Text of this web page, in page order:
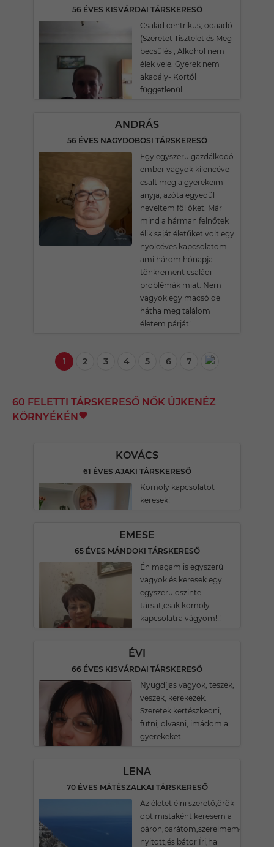
56 ÉVES KISVÁRDAI TÁRSKERESŐ
Család centrikus, odaadó -
(Szeretet Tisztelet és Meg
becsülés , Alkohol nem
élek vele. Gyerek nem
akadály- Kortól
függetlenül.
ANDRÁS
56 ÉVES NAGYDOBOSI TÁRSKERESŐ
Egy egyszerü gazdálkodó
ember vagyok kilencéve
csalt meg a gyerekeim
anyja, azóta egyedűl
neveltem föl őket. Már
mind a hárman felnőtek
élik saját életűket volt egy
nyolcéves kapcsolatom
ami három hónapja
tönkrement családi
problémák miat. Nem
vagyok egy macsó de
hátha meg találom
életem párját!
1 2 3 4 5 6 7
60 FELETTI TÁRSKERESŐ NŐK ÚJKENÉZ
KÖRNYÉKÉN
KOVÁCS
61 ÉVES AJAKI TÁRSKERESŐ
Komoly kapcsolatot
keresek!
EMESE
65 ÉVES MÁNDOKI TÁRSKERESŐ
Én magam is egyszerü
vagyok és keresek egy
egyszerü öszinte
társat,csak komoly
kapcsolatra vágyom!!!
ÉVI
66 ÉVES KISVÁRDAI TÁRSKERESŐ
Nyugdíjas vagyok, teszek,
veszek, kerekezek.
Szeretek kertészkedni,
futni, olvasni, imádom a
gyerekeket.
LENA
70 ÉVES MÁTÉSZALKAI TÁRSKERESŐ
Az életet élni szerető,örök
optimistaként keresem a
páron,barátom,szerelmemet.Légy
nyitott,és bátor!Írj,ha